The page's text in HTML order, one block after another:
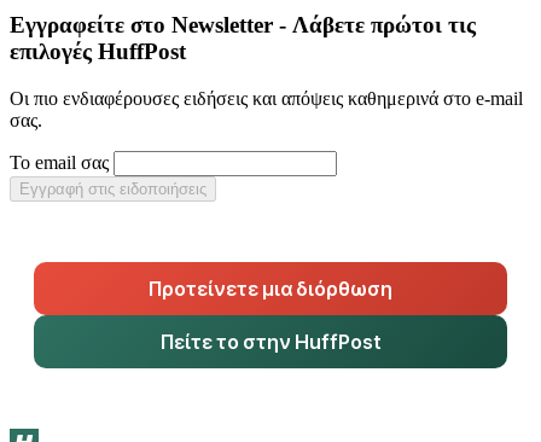
Εγγραφείτε στο Newsletter - Λάβετε πρώτοι τις
επιλογές HuffPost
Οι πιο ενδιαφέρουσες ειδήσεις και απόψεις καθημερινά στο e-mail
σας.
Το email σας
Εγγραφή στις ειδοποιήσεις
Προτείνετε μια διόρθωση
Πείτε το στην HuffPost